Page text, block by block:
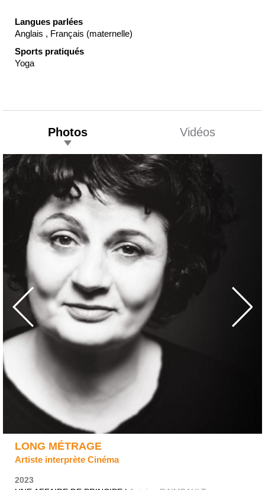
Langues parlées
Anglais , Français (maternelle)
Sports pratiqués
Yoga
Photos Vidéos
LONG MÉTRAGE
Artiste interprète Cinéma
2023